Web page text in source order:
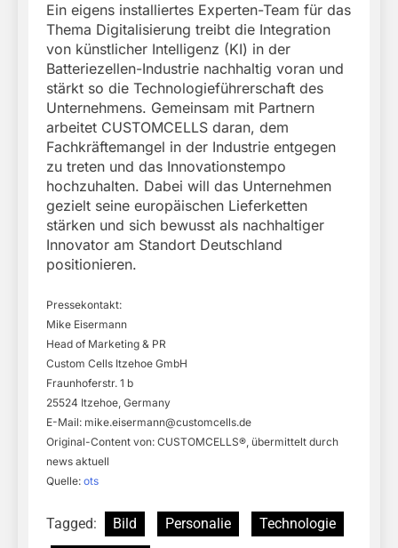
Ein eigens installiertes Experten-Team für das
Thema Digitalisierung treibt die Integration
von künstlicher Intelligenz (KI) in der
Batteriezellen-Industrie nachhaltig voran und
stärkt so die Technologieführerschaft des
Unternehmens. Gemeinsam mit Partnern
arbeitet CUSTOMCELLS daran, dem
Fachkräftemangel in der Industrie entgegen
zu treten und das Innovationstempo
hochzuhalten. Dabei will das Unternehmen
gezielt seine europäischen Lieferketten
stärken und sich bewusst als nachhaltiger
Innovator am Standort Deutschland
positionieren.
Pressekontakt:
Mike Eisermann
Head of Marketing & PR
Custom Cells Itzehoe GmbH
Fraunhoferstr. 1 b
25524 Itzehoe, Germany
E-Mail: mike.eisermann@customcells.de
Original-Content von: CUSTOMCELLS®, übermittelt durch
news aktuell
Quelle: ots
Tagged: Bild Personalie
Technologie